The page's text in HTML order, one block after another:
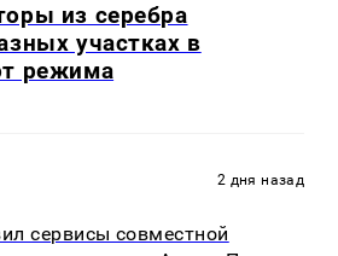
из серебра
участках в
режима
2 дня назад
сервисы совместной